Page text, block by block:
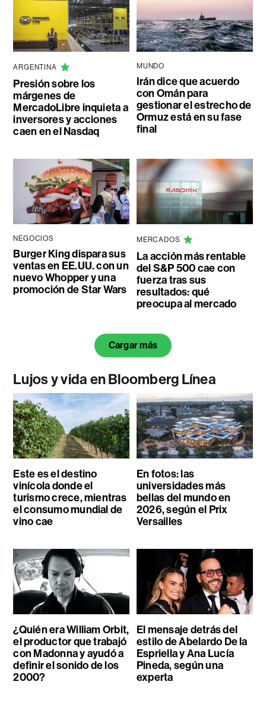
ARGENTINA
Presión sobre los
márgenes de
MercadoLibre inquieta a
inversores y acciones
caen en el Nasdaq
MUNDO
Irán dice que acuerdo
con Omán para
gestionar el estrecho de
Ormuz está en su fase
final
NEGOCIOS
Burger King dispara sus
ventas en EE.UU. con un
nuevo Whopper y una
promoción de Star Wars
MERCADOS
La acción más rentable
del S&P 500 cae con
fuerza tras sus
resultados: qué
preocupa al mercado
Cargar más
Lujos y vida en Bloomberg Línea
Este es el destino
vinícola donde el
turismo crece, mientras
el consumo mundial de
vino cae
En fotos: las
universidades más
bellas del mundo en
2026, según el Prix
Versailles
¿Quién era William Orbit,
el productor que trabajó
con Madonna y ayudó a
definir el sonido de los
2000?
El mensaje detrás del
estilo de Abelardo De la
Espriella y Ana Lucía
Pineda, según una
experta